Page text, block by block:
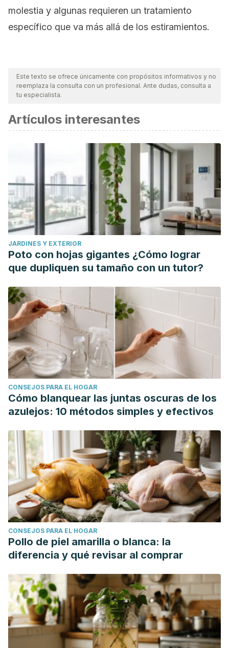
molestia y algunas requieren un tratamiento
específico que va más allá de los estiramientos.
Este texto se ofrece únicamente con propósitos informativos y no
reemplaza la consulta con un profesional. Ante dudas, consulta a
tu especialista.
Artículos interesantes
JARDINES Y EXTERIOR
Poto con hojas gigantes ¿Cómo lograr
que dupliquen su tamaño con un tutor?
CONSEJOS PARA EL HOGAR
Cómo blanquear las juntas oscuras de los
azulejos: 10 métodos simples y efectivos
CONSEJOS PARA EL HOGAR
Pollo de piel amarilla o blanca: la
diferencia y qué revisar al comprar